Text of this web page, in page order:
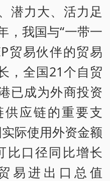
潜力大、活力足
，我国与“一带一
贸易伙伴的贸易
，全国21个自贸
已成为外商投资
应链的重要支
际使用外资金额
比口径同比增长
易进出口总值